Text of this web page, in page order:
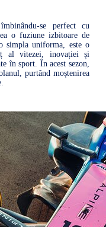
se perfect cu
o fuziune izbitoare de
simpla uniforma, este o
al vitezei, inovației și
în sport. În acest sezon,
purtând moștenirea